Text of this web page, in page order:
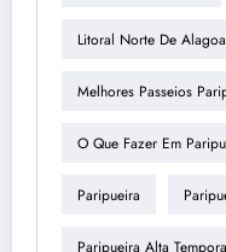
Litoral Norte De
Melhores Passeios
O Que Fazer Em
Paripueira
Paripueira Alta